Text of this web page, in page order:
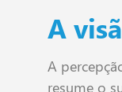
A
A
resume o